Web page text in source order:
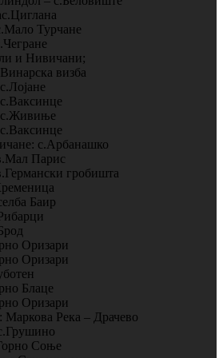
Турчане
и Нивичани;
визба
с.Арбанашко
Парис
гробишта
Баир
Оризари
Оризари
Блаце
Оризари
Река – Драчево
Соње